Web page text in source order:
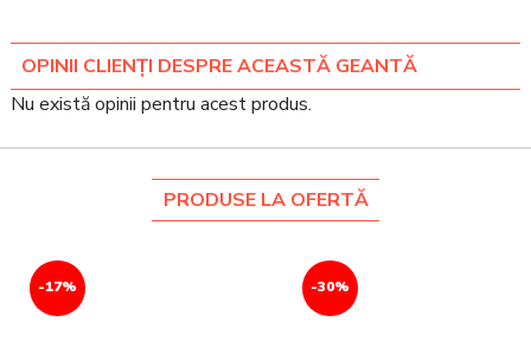
OPINII CLIENȚI DESPRE ACEASTĂ GEANTĂ
Nu există opinii pentru acest produs.
PRODUSE LA OFERTĂ
-17% -30%